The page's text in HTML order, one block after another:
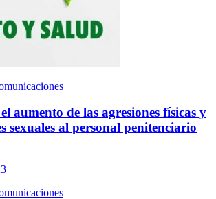
aumento de las agresiones físicas y
sexuales al personal penitenciario